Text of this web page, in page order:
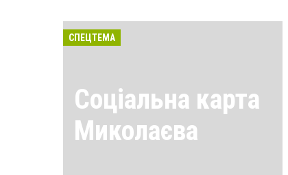
СПЕЦТЕМА
Соціальна карта
Миколаєва